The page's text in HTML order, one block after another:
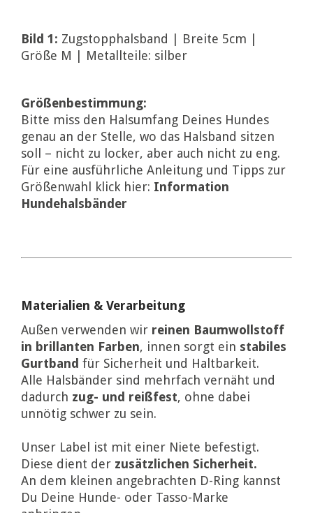
Bild 1: Zugstopphalsband | Breite 5cm |
Größe M | Metallteile: silber
Größenbestimmung:
Bitte miss den Halsumfang Deines Hundes
genau an der Stelle, wo das Halsband sitzen
soll – nicht zu locker, aber auch nicht zu eng.
Für eine ausführliche Anleitung und Tipps zur
Größenwahl klick hier: Information
Hundehalsbänder
Materialien & Verarbeitung
Außen verwenden wir reinen Baumwollstoff
in brillanten Farben, innen sorgt ein stabiles
Gurtband für Sicherheit und Haltbarkeit.
Alle Halsbänder sind mehrfach vernäht und
dadurch zug- und reißfest, ohne dabei
unnötig schwer zu sein.
Unser Label ist mit einer Niete befestigt.
Diese dient der zusätzlichen Sicherheit.
An dem kleinen angebrachten D-Ring kannst
Du Deine Hunde- oder Tasso-Marke